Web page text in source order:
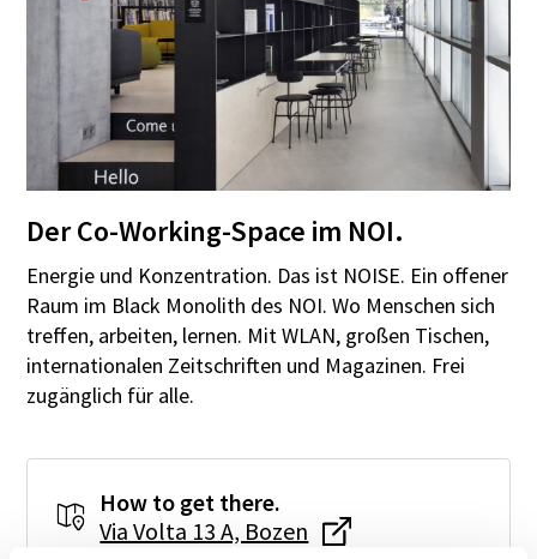
Der Co-Working-Space im NOI.
Energie und Konzentration. Das ist NOISE. Ein offener
Raum im Black Monolith des NOI. Wo Menschen sich
treffen, arbeiten, lernen. Mit WLAN, großen Tischen,
internationalen Zeitschriften und Magazinen. Frei
zugänglich für alle.
How to get there.
Via Volta 13 A, Bozen